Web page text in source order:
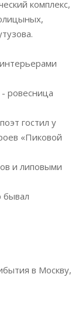
комплекс,
ровесница
гостил у
«Пиковой
и липовыми
бывал
в Москву,